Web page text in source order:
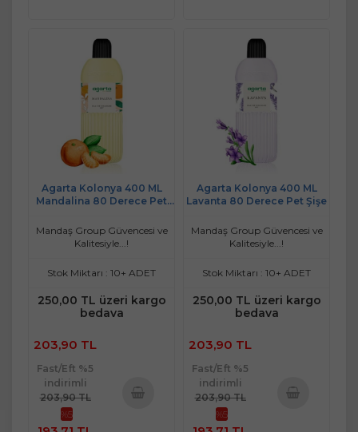
Agarta Kolonya 400 ML
Mandalina 80 Derece Pet
Mandaş Group Güvencesi ve
Kalitesiyle...!
Stok Miktarı : 10+ ADET
250,00 TL üzeri kargo
bedava
203,90 TL
Fast/Eft %5
indirimli
203,90 TL
%5
Agarta Kolonya 400 ML
Lavanta 80 Derece Pet Şişe
Mandaş Group Güvencesi ve
Kalitesiyle...!
Stok Miktarı : 10+ ADET
250,00 TL üzeri kargo
bedava
203,90 TL
Fast/Eft %5
indirimli
203,90 TL
%5